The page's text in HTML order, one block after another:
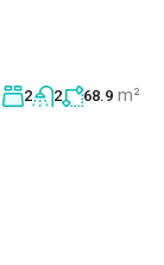
2 2 68.9 m²